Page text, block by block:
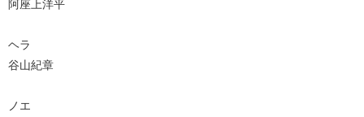
阿座上洋平
ヘラ
谷山紀章
ノエ